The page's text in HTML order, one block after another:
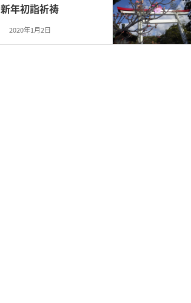
新年初詣祈祷
2020年1月2日